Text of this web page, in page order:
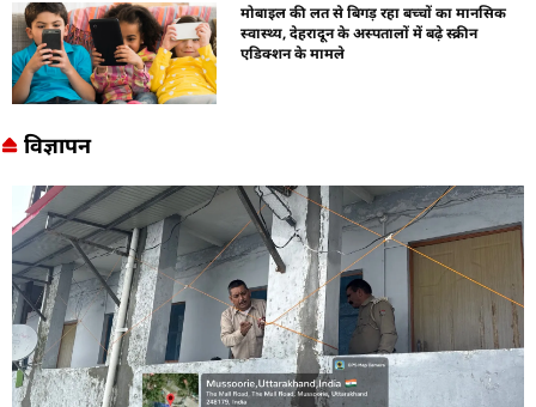
मोबाइल की लत से बिगड़ रहा बच्चों का मानसिक
स्वास्थ्य, देहरादून के अस्पतालों में बढ़े स्क्रीन
एडिक्शन के मामले
विज्ञापन